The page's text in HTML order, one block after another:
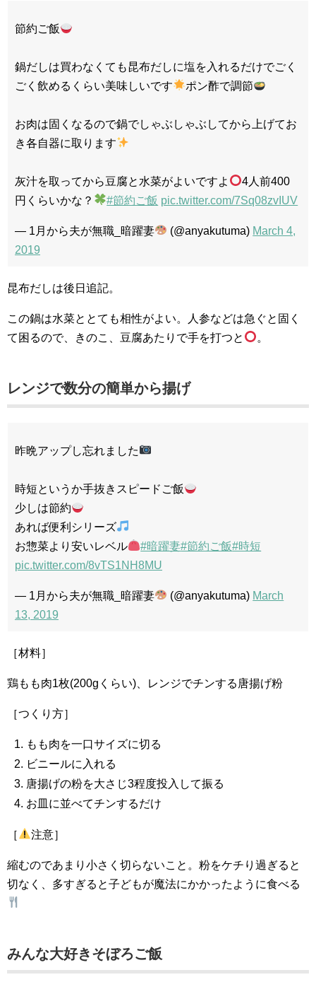
節約ご飯
鍋だしは買わなくても昆布だしに塩を入れるだけでごく
ごく飲めるくらい美味しいです
ポン酢で調節
お肉は固くなるので鍋でしゃぶしゃぶしてから上げてお
き各自器に取ります
灰汁を取ってから豆腐と水菜がよいですよ
4人前400
円くらいかな？
#節約ご飯 pic.twitter.com/7Sq08zvIUV
— 1月から夫が無職_暗躍妻 (@anyakutuma) March 4,
2019
昆布だしは後日追記。
この鍋は水菜ととても相性がよい。人参などは急ぐと固く
て困るので、きのこ、豆腐あたりで手を打つと
。
レンジで数分の簡単から揚げ
昨晩アップし忘れました
時短というか手抜きスピードご飯
少しは節約
あれば便利シリーズ
お惣菜より安いレベル
#暗躍妻#節約ご飯#時短
pic.twitter.com/8vTS1NH8MU
— 1月から夫が無職_暗躍妻 (@anyakutuma) March
13, 2019
［材料］
鶏もも肉1枚(200gくらい)、レンジでチンする唐揚げ粉
［つくり方］
もも肉を一口サイズに切る
ビニールに入れる
唐揚げの粉を大さじ3程度投入して振る
お皿に並べてチンするだけ
［ 注意］
縮むのであまり小さく切らないこと。粉をケチり過ぎると
切なく、多すぎると子どもが魔法にかかったように食べる
みんな大好きそぼろご飯